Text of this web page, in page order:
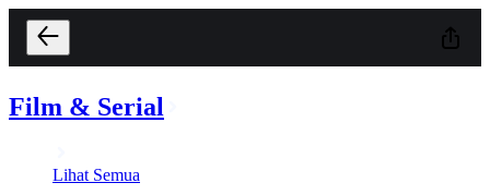
Film & Serial
Lihat Semua